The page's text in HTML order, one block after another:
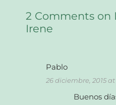
2 Comments on
Irene
Pablo
26 diciembre, 2015 at
Buenos